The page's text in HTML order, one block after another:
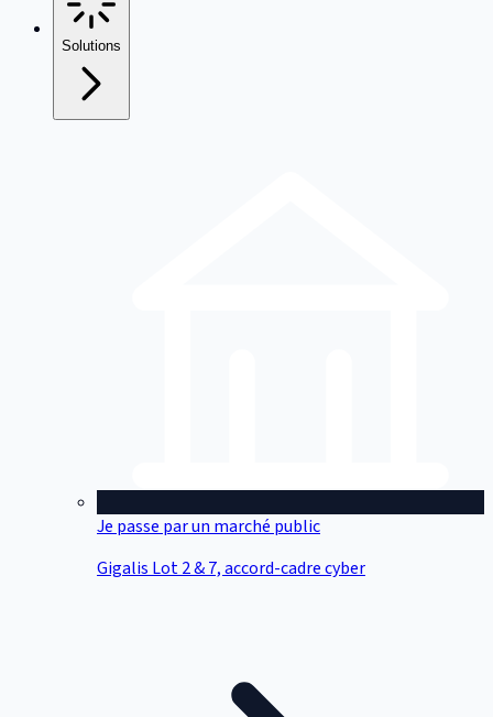
Solutions
Je passe par un marché public
Gigalis Lot 2 & 7, accord-cadre cyber